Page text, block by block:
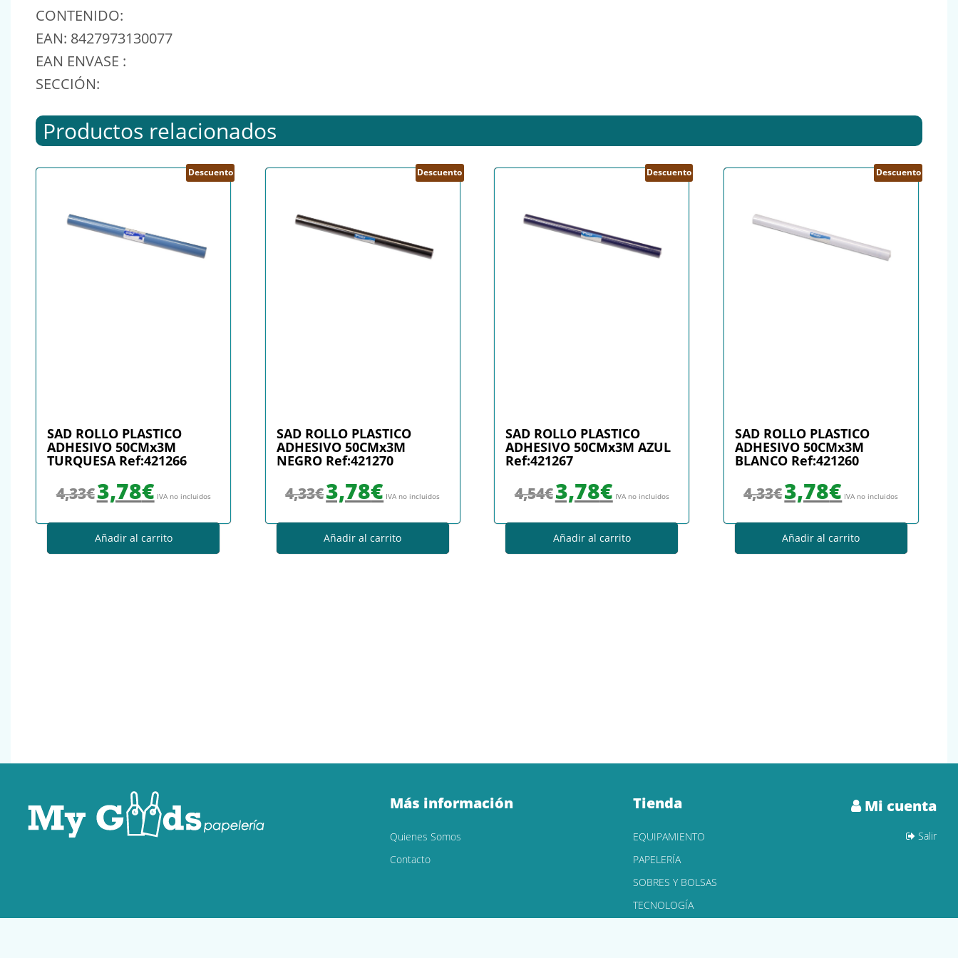
CONTENIDO:
EAN: 8427973130077
EAN ENVASE :
SECCIÓN:
Productos relacionados
Descuento
SAD ROLLO PLASTICO
ADHESIVO 50CMx3M
TURQUESA Ref:421266
4,33€3,78€ IVA no incluidos
Añadir al carrito
Descuento
SAD ROLLO PLASTICO
ADHESIVO 50CMx3M
NEGRO Ref:421270
4,33€3,78€ IVA no incluidos
Añadir al carrito
Descuento
SAD ROLLO PLASTICO
ADHESIVO 50CMx3M AZUL
Ref:421267
4,54€3,78€ IVA no incluidos
Añadir al carrito
Descuento
SAD ROLLO PLASTICO
ADHESIVO 50CMx3M
BLANCO Ref:421260
4,33€3,78€ IVA no incluidos
Añadir al carrito
Más información
Quienes Somos
Contacto
Tienda
EQUIPAMIENTO
PAPELERÍA
SOBRES Y BOLSAS
TECNOLOGÍA
Mi cuenta
Salir